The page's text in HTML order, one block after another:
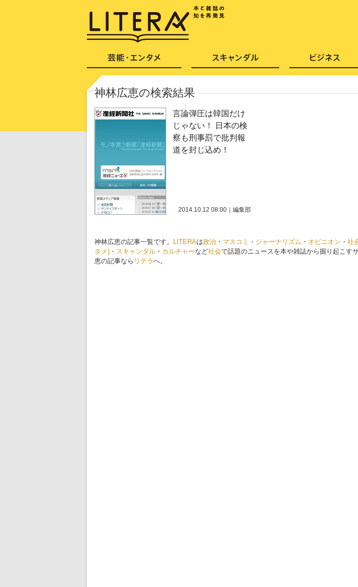
神林広恵の検索結果
言論弾圧は韓国だけ
じゃない！ 日本の検
察も刑事罰で批判報
道を封じ込め！
2014.10.12 08:00 編集部
神林広恵の記事一覧です。 LITERAは政治 ・ マスコミ ・ ジャーナリズム ・ オピニオン ・ 社
タメ) ・ スキャンダル ・ カルチャーなど社会で話題のニュースを本や雑誌から掘り起こす
恵の記事なら リテラへ。
芸能・エンタメ